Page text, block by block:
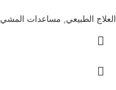
العلاج الطبيعي مساعدات المشي